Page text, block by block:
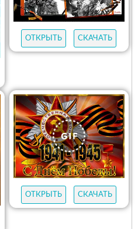
ОТКРЫТЬ СКАЧАТЬ
ОТКРЫТЬ СКАЧАТЬ